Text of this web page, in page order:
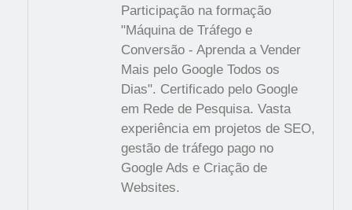
Participação na formação
"Máquina de Tráfego e
Conversão - Aprenda a Vender
Mais pelo Google Todos os
Dias". Certificado pelo Google
em Rede de Pesquisa. Vasta
experiência em projetos de SEO,
gestão de tráfego pago no
Google Ads e Criação de
Websites.